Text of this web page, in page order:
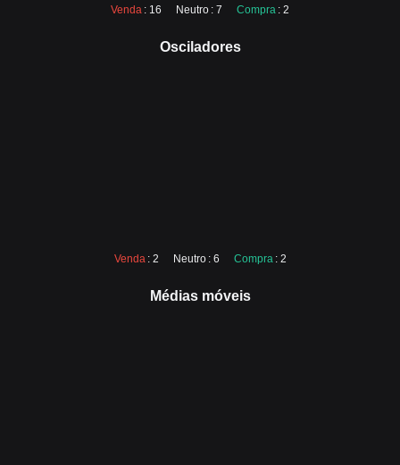
Venda : 16 Neutro : 7 Compra : 2
Osciladores
Venda : 2 Neutro : 6 Compra : 2
Médias móveis